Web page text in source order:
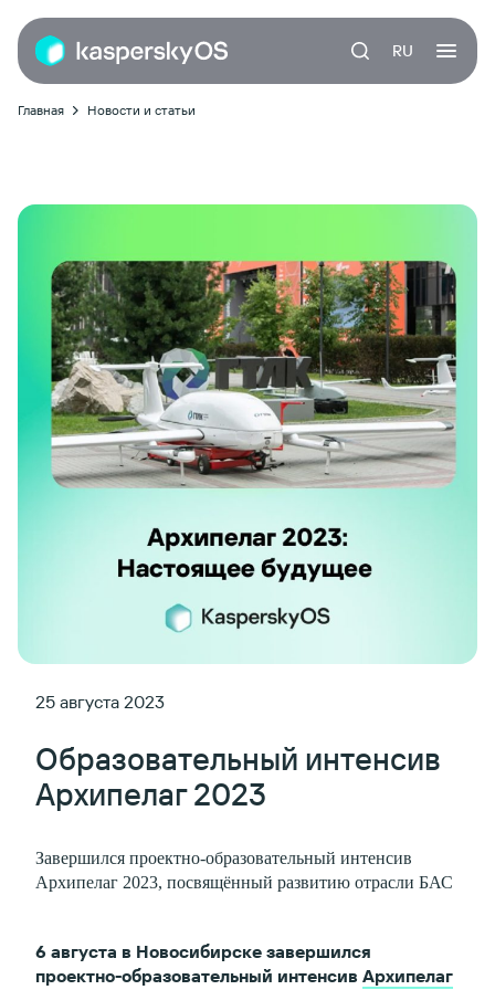
RU
Главная Новости и статьи
25 августа 2023
Образовательный интенсив
Архипелаг 2023
Завершился проектно-образовательный интенсив
Архипелаг 2023, посвящённый развитию отрасли БАС
6 августа в Новосибирске завершился
проектно-образовательный интенсив Архипелаг